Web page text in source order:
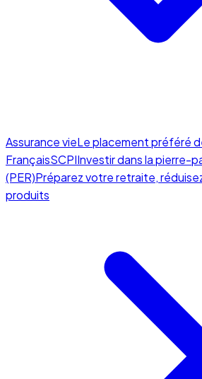
Assurance vieLe placement préféré
FrançaisSCPIInvestir dans la pierre-
(PER)Préparez votre retraite,
produits